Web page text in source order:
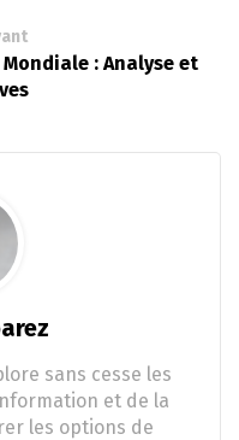
: Analyse et
sans cesse les
et de la
les options de